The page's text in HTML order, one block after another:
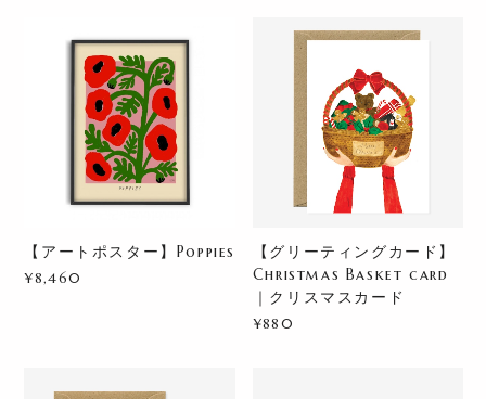
【アートポスター】Poppies
¥8,460
【グリーティングカード】
Christmas Basket card
｜クリスマスカード
¥880